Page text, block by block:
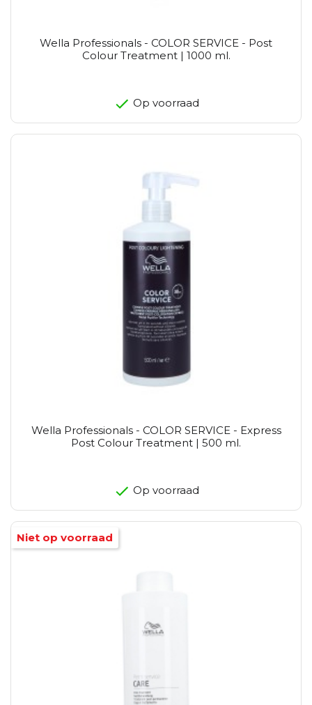
Wella Professionals - COLOR SERVICE - Post
Colour Treatment | 1000 ml.
Op voorraad
Wella Professionals - COLOR SERVICE - Express
Post Colour Treatment | 500 ml.
Op voorraad
Niet op voorraad